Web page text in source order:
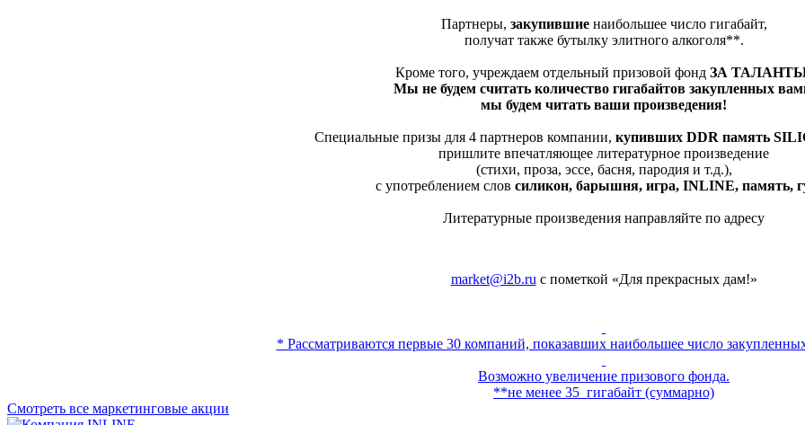
Партнеры, закупившиенаибольшее число гигабайт,
получат также бутылку элитного алкоголя**.
Кроме того, учреждаем отдельный призовой фонд ЗА
Мы не будем считать количество гигабайтов закупленных
мы будем читать ваши произведения!
Специальные призы для 4 партнеров компании, купивших DDR память
пришлите впечатляющее литературное произведение
(стихи, проза, эссе, басня, пародия и т.д.),
с употреблением слов силикон, барышня, игра, INLINE, память,
Литературные произведения направляйте по адресу
market@i2b.ru с пометкой «Для прекрасных дам!»
* Рассматриваются первые 30 компаний, показавших наибольшее число
Возможно увеличение призового фонда.
**не менее 35 гигабайт (суммарно)
Смотреть все маркетинговые акции